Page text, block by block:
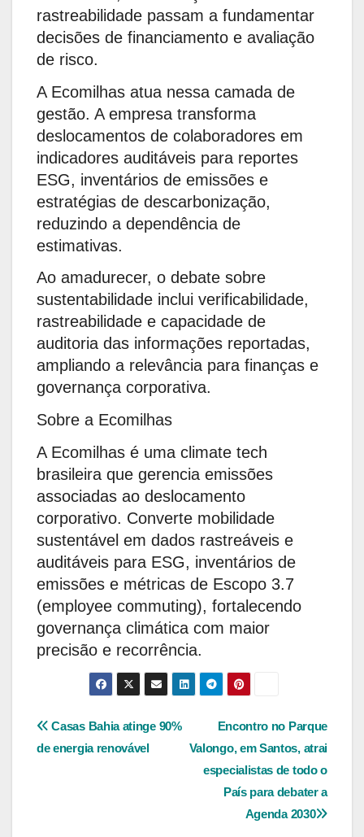
rastreabilidade passam a fundamentar
decisões de financiamento e avaliação
de risco.
A Ecomilhas atua nessa camada de
gestão. A empresa transforma
deslocamentos de colaboradores em
indicadores auditáveis para reportes
ESG, inventários de emissões e
estratégias de descarbonização,
reduzindo a dependência de
estimativas.
Ao amadurecer, o debate sobre
sustentabilidade inclui verificabilidade,
rastreabilidade e capacidade de
auditoria das informações reportadas,
ampliando a relevância para finanças e
governança corporativa.
Sobre a Ecomilhas
A Ecomilhas é uma climate tech
brasileira que gerencia emissões
associadas ao deslocamento
corporativo. Converte mobilidade
sustentável em dados rastreáveis e
auditáveis para ESG, inventários de
emissões e métricas de Escopo 3.7
(employee commuting), fortalecendo
governança climática com maior
precisão e recorrência.
Navegação
Encontro no Parque
Valongo, em Santos, atrai
especialistas de todo o
País para debater a
Agenda 2030
Casas Bahia atinge 90%
de energia renovável